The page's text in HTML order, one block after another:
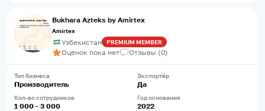
Bukhara Azteks by Amirtex
Amirtex
Узбекистан PREMIUM MEMBER
Оценок пока нет Отзывы (0)
Тип бизнеса
Производитель
Экспортёр
Да
Кол-во сотрудников
1 000 - 3 000
Год основания
2022